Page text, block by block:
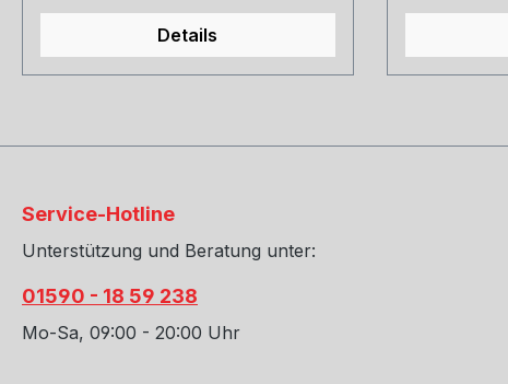
Details
Service-Hotline
Unterstützung und Beratung unter:
01590 - 18 59 238
Mo-Sa, 09:00 - 20:00 Uhr